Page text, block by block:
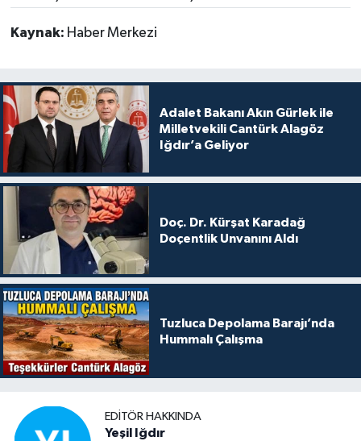
Kaynak: Haber Merkezi
Adalet Bakanı Akın Gürlek ile
Milletvekili Cantürk Alagöz
Iğdır’a Geliyor
Doç. Dr. Kürşat Karadağ
Doçentlik Unvanını Aldı
Tuzluca Depolama Barajı’nda
Hummalı Çalışma
EDITÖR HAKKINDA
Yeşil Iğdır